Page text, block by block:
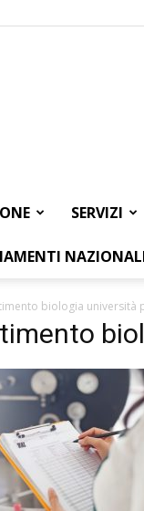
SERVIZI
biologia università